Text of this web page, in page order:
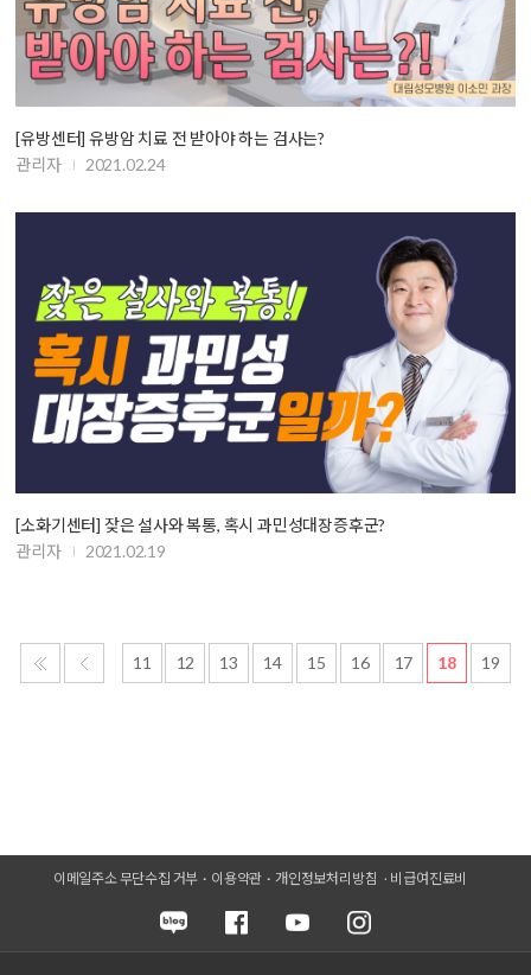
[유방센터] 유방암 치료 전 받아야 하는 검사는?
관리자
2021.02.24
[소화기센터] 잦은 설사와 복통, 혹시 과민성대장증후군?
관리자
2021.02.19
11 12 13 14 15 16 17 18 19
이메일주소 무단수집 거부 이용약관 개인정보처리방침 비급여진료비